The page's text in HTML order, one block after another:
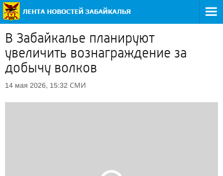
В Забайкалье планируют
увеличить вознаграждение за
добычу волков
14 мая 2026, 15:32 СМИ